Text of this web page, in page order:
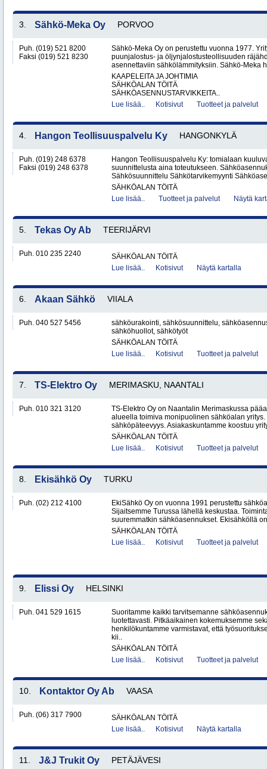
3. Sähkö-Meka Oy PORVOO
Puh. (019) 521 8200
Faksi (019) 521 8230
Sähkö-Meka Oy on perustettu vuonna 1977.
puunjalostus- ja öljynjalostusteollisuuden
asennettaviin sähkölämmityksiin. Sähkö-Meka
KAAPELEITA JA JOHTIMIA
SÄHKÖALAN TÖITÄ
SÄHKÖASENNUSTARVIKKEITA..
Lue lisää..
Kotisivut Tuotteet ja palvelut
4. Hangon Teollisuuspalvelu Ky HANGONKYLÄ
Puh. (019) 248 6378
Faksi (019) 248 6378
Hangon Teollisuuspalvelu Ky: tomialaan
suunnittelusta aina toteutukseen.
Sähkösuunnittelu Sähkötarvikemyynti
SÄHKÖALAN TÖITÄ
Lue lisää..
Tuotteet ja palvelut Näytä
5. Tekas Oy Ab TEERIJÄRVI
Puh. 010 235 2240
SÄHKÖALAN TÖITÄ
Lue lisää..
Kotisivut Näytä kartalla
6. Akaan Sähkö VIIALA
Puh. 040 527 5456
sähköurakointi, sähkösuunnittelu,
sähköhuollot, sähkötyöt
SÄHKÖALAN TÖITÄ
Lue lisää..
Kotisivut Tuotteet ja palvelut
7. TS-Elektro Oy MERIMASKU, NAANTALI
Puh. 010 321 3120
TS-Elektro Oy on Naantalin Merimaskussa
alueella toimiva monipuolinen sähköalan yritys.
sähköpäteevyys. Asiakaskuntamme koostuu
SÄHKÖALAN TÖITÄ
Lue lisää..
Kotisivut Tuotteet ja palvelut
8. Ekisähkö Oy TURKU
Puh. (02) 212 4100
EkiSähkö Oy on vuonna 1991 perustettu
Sijaitsemme Turussa lähellä keskustaa.
suuremmatkin sähköasennukset. Ekisähköllä
SÄHKÖALAN TÖITÄ
Lue lisää..
Kotisivut Tuotteet ja palvelut
9. Elissi Oy HELSINKI
Puh. 041 529 1615
Suoritamme kaikki tarvitsemanne
luotettavasti. Pitkäaikainen kokemuksemme
henkilökuntamme varmistavat, että
kii..
SÄHKÖALAN TÖITÄ
Lue lisää..
Kotisivut Tuotteet ja palvelut
10. Kontaktor Oy Ab VAASA
Puh. (06) 317 7900
SÄHKÖALAN TÖITÄ
Lue lisää..
Kotisivut Näytä kartalla
11. J&J Trukit Oy PETÄJÄVESI